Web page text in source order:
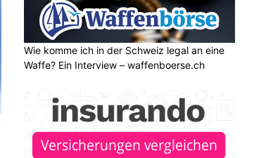
Wie komme ich in der Schweiz legal an eine
Waffe? Ein Interview – waffenboerse.ch